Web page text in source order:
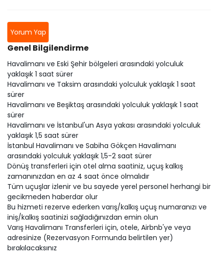
Yorum Yap
Genel Bilgilendirme
Havalimanı ve Eski Şehir bölgeleri arasındaki yolculuk
yaklaşık 1 saat sürer
Havalimanı ve Taksim arasındaki yolculuk yaklaşık 1 saat
sürer
Havalimanı ve Beşiktaş arasındaki yolculuk yaklaşık 1 saat
sürer
Havalimanı ve İstanbul'un Asya yakası arasındaki yolculuk
yaklaşık 1,5 saat sürer
İstanbul Havalimanı ve Sabiha Gökçen Havalimanı
arasındaki yolculuk yaklaşık 1,5-2 saat sürer
Dönüş transferleri için otel alma saatiniz, uçuş kalkış
zamanınızdan en az 4 saat önce olmalıdır
Tüm uçuşlar izlenir ve bu sayede yerel personel herhangi bir
gecikmeden haberdar olur
Bu hizmeti rezerve ederken varış/kalkış uçuş numaranızı ve
iniş/kalkış saatinizi sağladığınızdan emin olun
Varış Havalimanı Transferleri için, otele, Airbnb'ye veya
adresinize (Rezervasyon Formunda belirtilen yer)
bırakılacaksınız